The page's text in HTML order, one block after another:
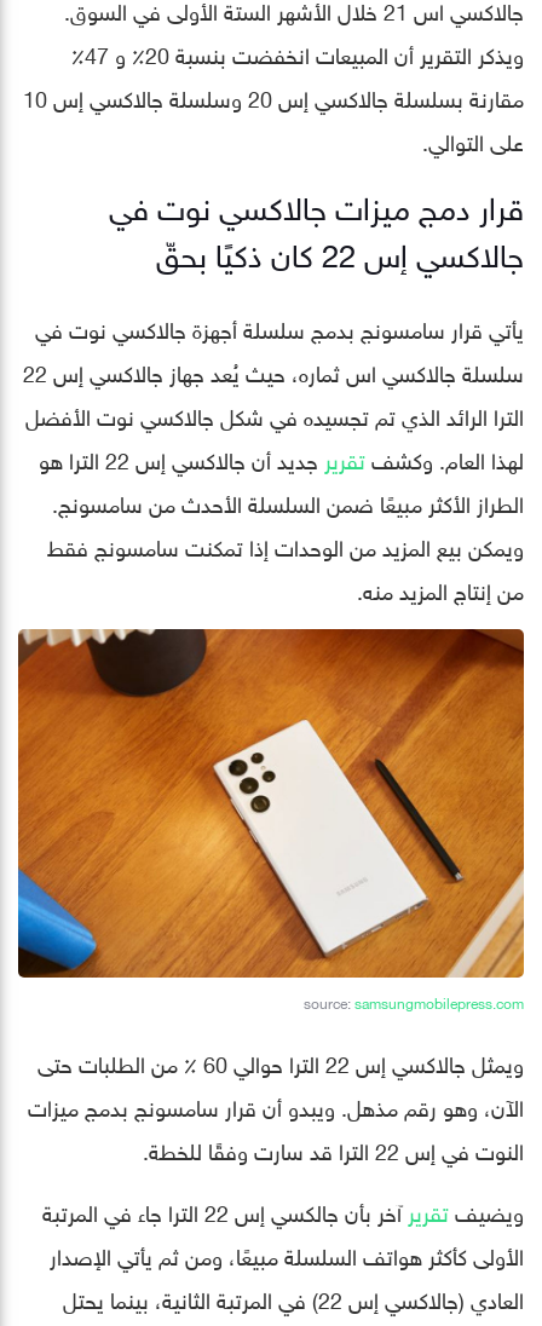
جالاكسي اس 21 خلال الأشهر الستة الأولى في السوق.
ويذكر التقرير أن المبيعات انخفضت بنسبة 20٪ و 47٪
مقارنة بسلسلة جالاكسي إس 20 وسلسلة جالاكسي إس 10
على التوالي.
قرار دمج ميزات جالاكسي نوت في
جالاكسي إس 22 كان ذكيًا بحقّ
يأتي قرار سامسونج بدمج سلسلة أجهزة جالاكسي نوت في
سلسلة جالاكسي اس ثماره، حيث يُعد جهاز جالاكسي إس 22
الترا الرائد الذي تم تجسيده في شكل جالاكسي نوت الأفضل
لهذا العام. وكشفتقرير
جديد أن جالاكسي إس 22 الترا هو
الطراز الأكثر مبيعًا ضمن السلسلة الأحدث من سامسونج.
ويمكن بيع المزيد من الوحدات إذا تمكنت سامسونج فقط
من إنتاج المزيد منه.
source:samsungmobilepress.com
ويمثل جالاكسي إس 22 الترا حوالي 60 ٪ من الطلبات حتى
الآن، وهو رقم مذهل. ويبدو أن قرار سامسونج بدمج ميزات
النوت في إس 22 الترا قد سارت وفقًا للخطة.
ويضيفتقرير
آخر بأن جالكسي إس 22 الترا جاء في المرتبة
الأولى كأكثر هواتف السلسلة مبيعًا، ومن ثم يأتي الإصدار
العادي (جالاكسي إس 22) في المرتبة الثانية، بينما يحتل